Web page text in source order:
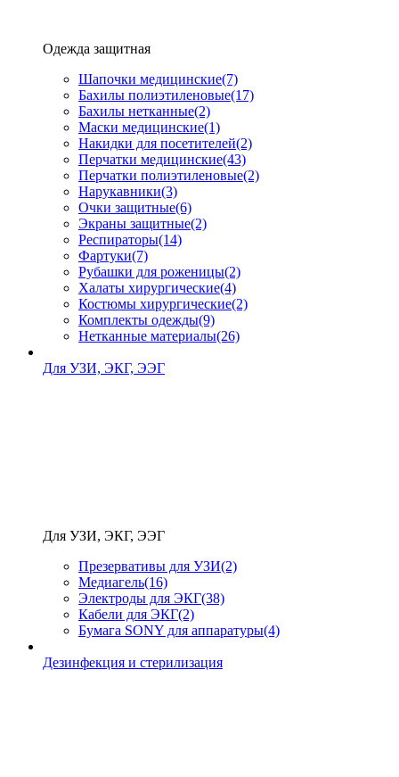
Одежда защитная
Шапочки медицинские(7)
Бахилы полиэтиленовые(17)
Бахилы нетканные(2)
Маски медицинские(1)
Накидки для посетителей(2)
Перчатки медицинские(43)
Перчатки полиэтиленовые(2)
Нарукавники(3)
Очки защитные(6)
Экраны защитные(2)
Рeспираторы(14)
Фартуки(7)
Рубашки для роженицы(2)
Халаты хирургические(4)
Костюмы хирургические(2)
Комплекты одежды(9)
Нетканные материалы(26)
Для УЗИ, ЭКГ, ЭЭГ
Для УЗИ, ЭКГ, ЭЭГ
Презервативы для УЗИ(2)
Медиагель(16)
Электроды для ЭКГ(38)
Кабели для ЭКГ(2)
Бумага SONY для аппаратуры(4)
Дезинфекция и стерилизация